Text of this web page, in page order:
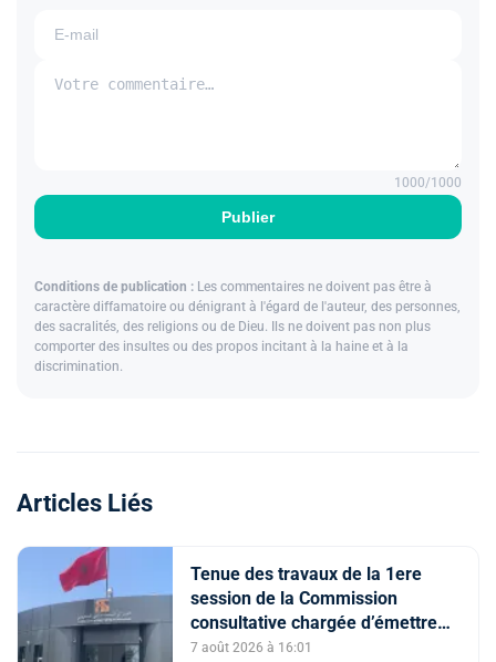
Publier
1000/1000
Conditions de publication : Les commentaires ne doivent pas être à
caractère diffamatoire ou dénigrant à l'égard de l'auteur, des personnes,
des sacralités, des religions ou de Dieu. Ils ne doivent pas non plus
comporter des insultes ou des propos incitant à la haine et à la
discrimination.
Articles Liés
Tenue des travaux de la 1ere
session de la Commission
consultative chargée d’émettre
un avis sur la délivrance de la
7 août 2026 à 16:01